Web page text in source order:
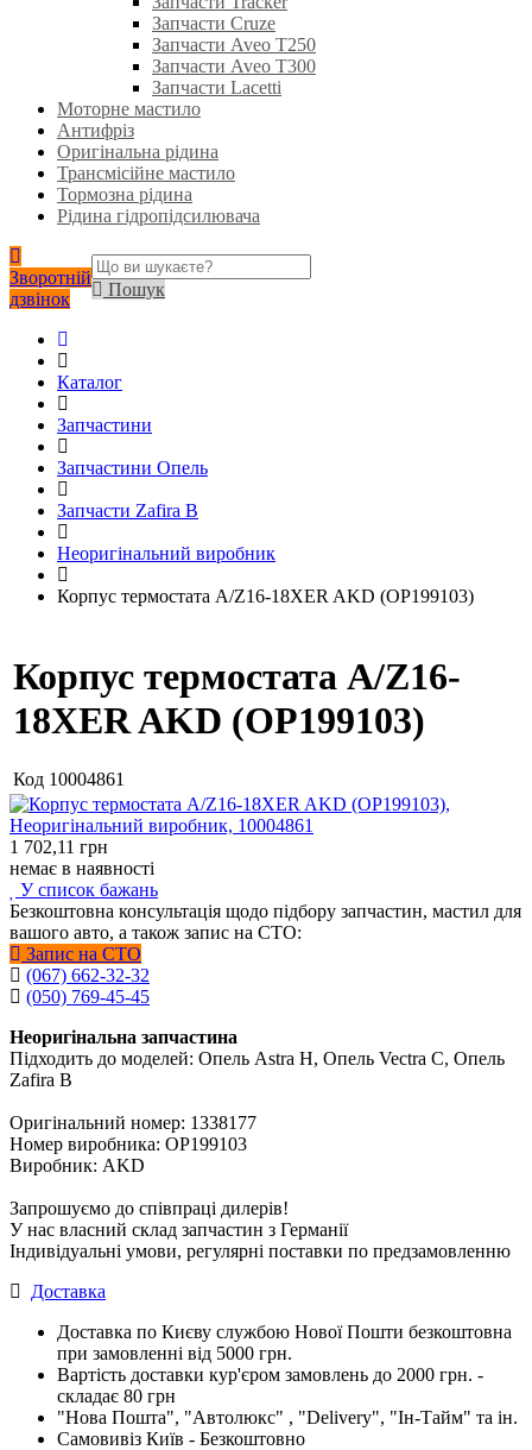
Запчасти Cruze
Запчасти Aveo T250
Запчасти Aveo T300
Запчасти Lacetti
Моторне мастило
Антифріз
Оригінальна рідина
Трансмісійне мастило
Тормозна рідина
Рідина гідропідсилювача
Зворотній
дзвінок
Пошук
Каталог
Запчастини
Запчастини Опель
Запчасти Zafira B
Неоригінальний виробник
Корпус термостата A/Z16-18XER AKD (OP199103)
Корпус термостата A/Z16-
18XER AKD (OP199103)
Код 10004861
1 702,11 грн
немає в наявності
У список бажань
Безкоштовна консультація щодо підбору запчастин, мастил для
вашого авто, а також запис на СТО:
Запис на СТО
(067) 662-32-32
(050) 769-45-45
Неоригінальна запчастина
Підходить до моделей: Опель Astra H, Опель Vectra C, Опель
Zafira B
Оригінальний номер: 1338177
Номер виробника: OP199103
Виробник: AKD
Запрошуємо до співпраці дилерів!
У нас власний склад запчастин з Германії
Індивідуальні умови, регулярні поставки по предзамовленню
Доставка
Доставка по Києву службою Нової Пошти безкоштовна
при замовленні від 5000 грн.
Вартість доставки кур'єром замовлень до 2000 грн. -
складає 80 грн
"Нова Пошта", "Автолюкс" , "Delivery", "Iн-Тайм" та ін.
Самовивіз Київ - Безкоштовно